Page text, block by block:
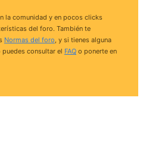
la comunidad y en pocos clicks
del foro. También te
Normas del foro, y si tienes alguna
consultar el FAQ o ponerte en